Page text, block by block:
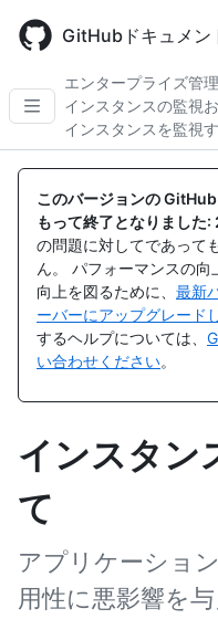
main
GitHubドキュメン
エンタープライズ管
インスタンスの監視
インスタンスを監視
このバージョンの
もって終了となりました:
の問題に対してであって
ん。 パフォーマンスの
向上を図るために、 最新
ーバーにアップグレード
するヘルプについては、
い合わせください。
インスタン
て
アプリケーショ
用性に悪影響を